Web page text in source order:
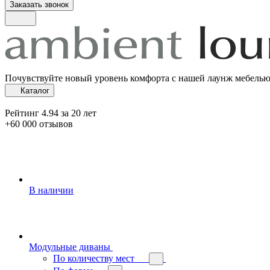
Заказать звонок
Почувствуйте новый уровень комфорта с нашей лаунж мебелью
Каталог
Рейтинг 4.94 за 20 лет
+60 000 отзывов
В наличии
Модульные диваны
По количеству мест